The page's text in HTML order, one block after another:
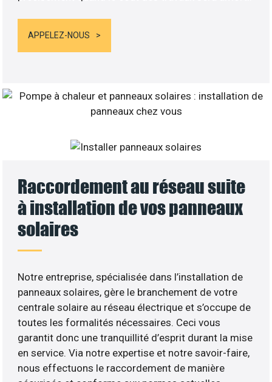
APPELEZ-NOUS
Raccordement au réseau suite
à installation de vos panneaux
solaires
Notre entreprise, spécialisée dans l’installation de
panneaux solaires, gère le branchement de votre
centrale solaire au réseau électrique et s’occupe de
toutes les formalités nécessaires. Ceci vous
garantit donc une tranquillité d’esprit durant la mise
en service. Via notre expertise et notre savoir-faire,
nous effectuons le raccordement de manière